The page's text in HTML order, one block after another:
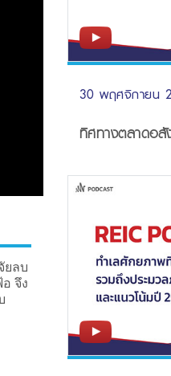
ยลบ
จึง
30 พฤศจิกายน
ทิศทางตลาดอ